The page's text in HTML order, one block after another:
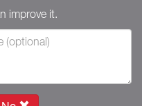
improve it.